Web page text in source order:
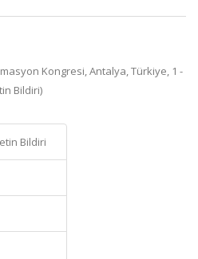
Kongresi, Antalya, Türkiye, 1 -
Bildiri)
Bildiri